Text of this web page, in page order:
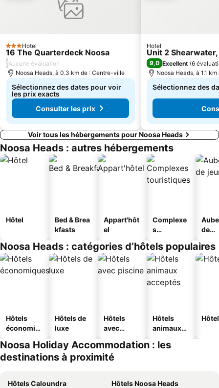
3 Étoiles
Hotel
16 The Quarterdeck Noosa
/Aucune évaluation
Noosa Heads, à 0.3 km de : Centre-ville
Sélectionnez des dates pour voir
les prix exacts
Consulter les prix
Hotel
Unit 2
9,0 Excellent (6
Noosa Heads, à 1.1
Sélectionnez des
Voir tous les hébergements pour Noosa Heads
Noosa Heads : autres hébergements
Hôtel
Bed & Brea
kfasts
Appart'hôt
el
Complexe
s
s
de
Noosa Heads : catégories d’hôtels populaires
Hôtels
économiq
Hôtels de
luxe
Hôtels
avec
Hôtels
animaux
Noosa Holiday Accommodation : les
destinations à proximité
Hôtels Caloundra
Hôtels Noosa Heads